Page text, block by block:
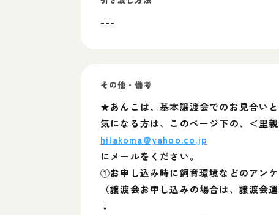
---
その他・備考
★あんこは、基本譲渡会でのお見合いと
気になる方は、このページ下の、＜里
hilakoma@yahoo.co.jp
にメールをください。
①お申し込み時に飼育環境などのアンケ
（譲渡会お申し込みの場合は、譲渡会
↓